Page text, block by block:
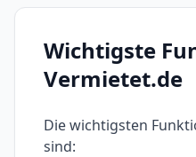
Wichtigste
Vermietet.de
Die wichtigsten
sind: